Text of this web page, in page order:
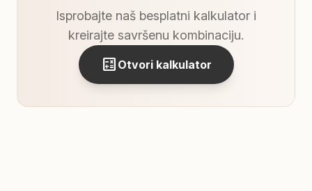
Isprobajte naš besplatni kalkulator i
kreirajte savršenu kombinaciju.
calculate Otvori kalkulator